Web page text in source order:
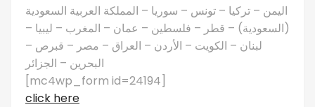
اليمن – تركيا – تونس – سوريا – المملكة العربية السعودية
(السعودية) – قطر – فلسطين – عمان – المغرب – ليبيا –
لبنان – الكويت – الأردن – العراق – مصر – قبرص –
البحرين – الجزائر
[mc4wp_form id=24194]
click here